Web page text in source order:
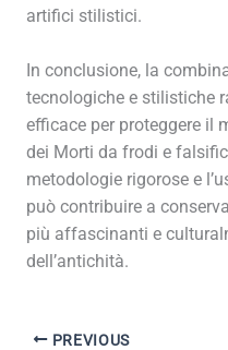
artifici stilistici.
In conclusione, la
tecnologiche e stilistiche
efficace per proteggere il
dei Morti da frodi e
metodologie rigorose e
può contribuire a
più affascinanti e
dell’antichità.
PREVIOUS